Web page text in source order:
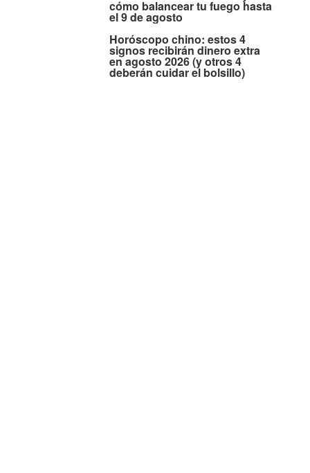
cómo balancear tu fuego hasta
el 9 de agosto
Horóscopo chino: estos 4
signos recibirán dinero extra
en agosto 2026 (y otros 4
deberán cuidar el bolsillo)